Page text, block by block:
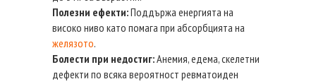
Полезни ефекти:Поддържа енергията на
високо ниво като помага при абсорбцията на
желязото.
Болести при недостиг:Анемия, едема, скелетни
дефекти по всяка вероятност ревматоиден